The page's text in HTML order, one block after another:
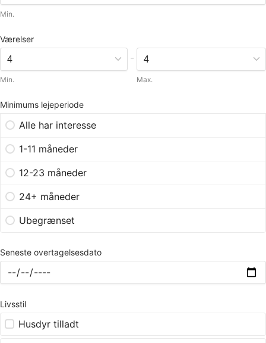
Min.
Værelser
Min.
-
Max.
Minimums lejeperiode
Alle har interesse
1-11 måneder
12-23 måneder
24+ måneder
Ubegrænset
Seneste overtagelsesdato
Livsstil
Husdyr tilladt